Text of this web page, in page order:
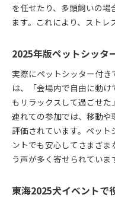
を任せたり、多頭飼いの
ます。これにより、ストレ
2025年版ペットシッタ
実際にペットシッター付
は、「会場内で自由に動
もリラックスして過ごせ
連れての参加では、移動
評価されています。ペット
ントでも安心してさまざ
う声が多く寄せられていま
東海2025犬イベントで